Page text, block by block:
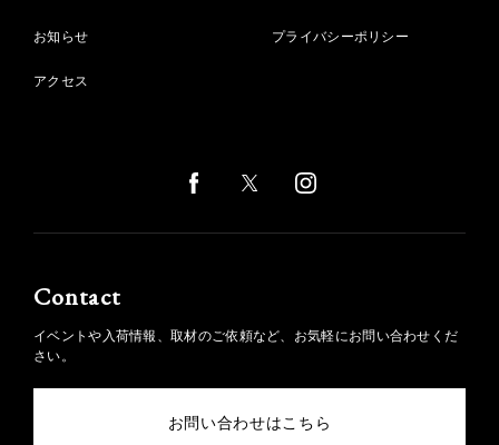
お知らせ
アクセス
プライバシーポリシー
Contact
イベントや入荷情報、取材のご依頼など、お気軽にお問い合わせくだ
さい。
お問い合わせはこちら